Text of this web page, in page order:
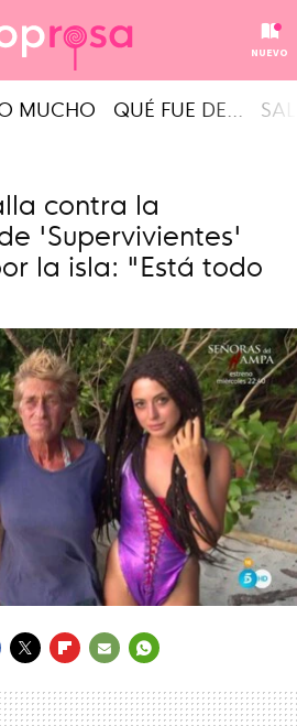
NUEVO
MUCHO QUÉ FUE DE...
contra la
'Supervivientes'
la isla: "Está todo
MAIL